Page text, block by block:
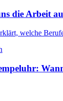
die Arbeit
welche